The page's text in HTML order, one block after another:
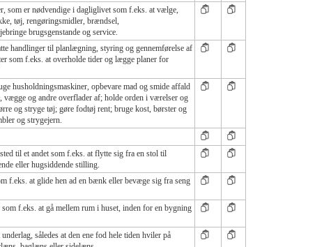
som er nødvendige i dagliglivet som f.eks. at vælge,
tøj, rengøringsmidler, brændsel,
brugsgenstande og service.
handlinger til planlægning, styring og gennemførelse af
som f.eks. at overholde tider og lægge planer for
husholdningsmaskiner, opbevare mad og smide affald
vægge og andre overflader af; holde orden i værelser og
og stryge tøj; gøre fodtøj rent; bruge kost, børster og
og strygejern.
til et andet som f.eks. at flytte sig fra en stol til
eller hugsiddende stilling.
f.eks. at glide hen ad en bænk eller bevæge sig fra seng
f.eks. at gå mellem rum i huset, inden for en bygning
således at den ene fod hele tiden hviler på